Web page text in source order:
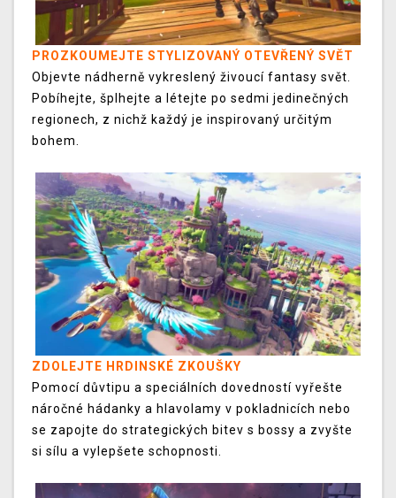
PROZKOUMEJTE STYLIZOVANÝ OTEVŘENÝ SVĚT
Objevte nádherně vykreslený živoucí fantasy svět.
Pobíhejte, šplhejte a létejte po sedmi jedinečných
regionech, z nichž každý je inspirovaný určitým
bohem.
ZDOLEJTE HRDINSKÉ ZKOUŠKY
Pomocí důvtipu a speciálních dovedností vyřešte
náročné hádanky a hlavolamy v pokladnicích nebo
se zapojte do strategických bitev s bossy a zvyšte
si sílu a vylepšete schopnosti.